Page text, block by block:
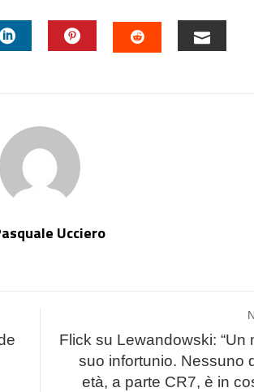
Ucciero
Flick su Lewandowski: “Un
suo infortunio. Nessuno
età, a parte CR7, è in